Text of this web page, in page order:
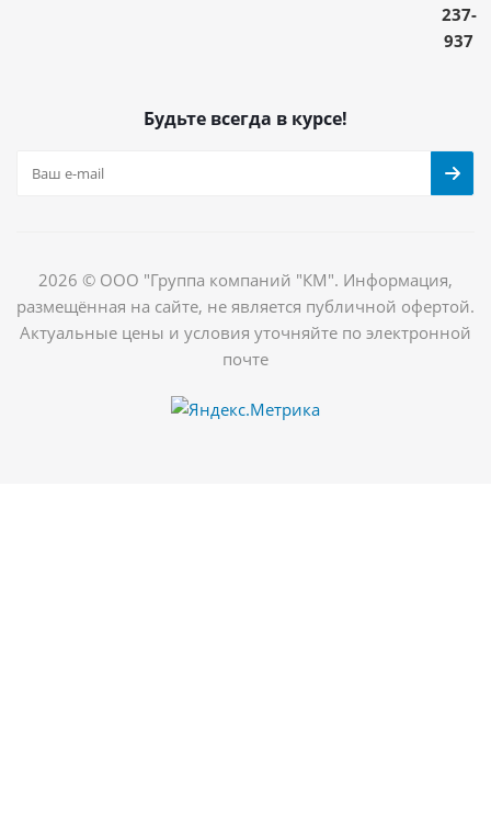
237-
937
Будьте всегда в курсе!
2026 © ООО "Группа компаний "КМ". Информация,
размещённая на сайте, не является публичной офертой.
Актуальные цены и условия уточняйте по электронной
почте